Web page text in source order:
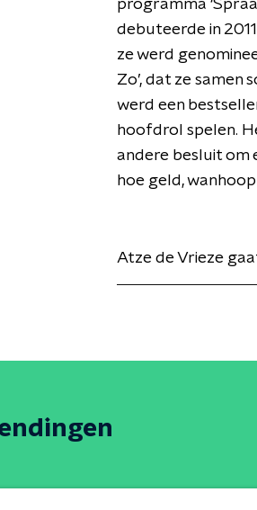
programma
debuteerde in
ze werd
Zo’, dat ze samen
werd een
hoofdrol spelen.
andere besluit om
hoe geld,
Atze de Vrieze